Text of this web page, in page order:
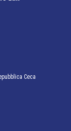
Ceca